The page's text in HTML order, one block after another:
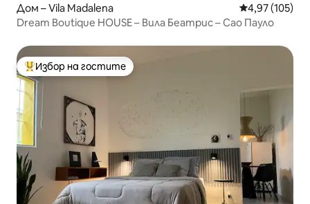
Дом – Vila Madalena Средна
4,97 (105)
Dream Boutique HOUSE – Вила Беатрис – Сао Пауло
Най-популярен избор на гостите
Избор на гостите